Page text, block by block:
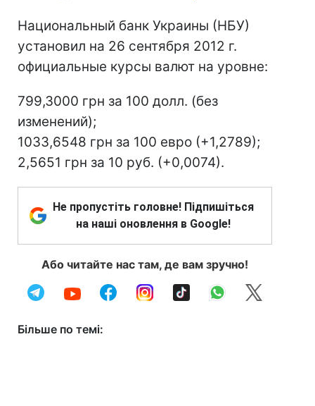
Национальный банк Украины (НБУ)
установил на 26 сентября 2012 г.
официальные курсы валют на уровне:
799,3000 грн за 100 долл. (без
изменений);
1033,6548 грн за 100 евро (+1,2789);
2,5651 грн за 10 руб. (+0,0074).
Не пропустіть головне! Підпишіться
на наші оновлення в Google!
Або читайте нас там, де вам зручно!
Більше по темі: